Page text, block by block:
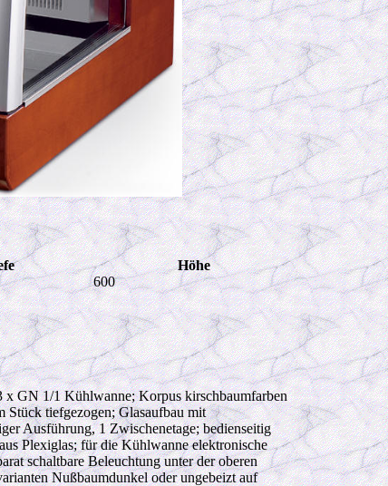
Höhe
600
GN 1/1 Kühlwanne; Korpus kirschbaumfarben
Stück tiefgezogen; Glasaufbau mit
Ausführung, 1 Zwischenetage; bedienseitig
Plexiglas; für die Kühlwanne elektronische
schaltbare Beleuchtung unter der oberen
Nußbaumdunkel oder ungebeizt auf